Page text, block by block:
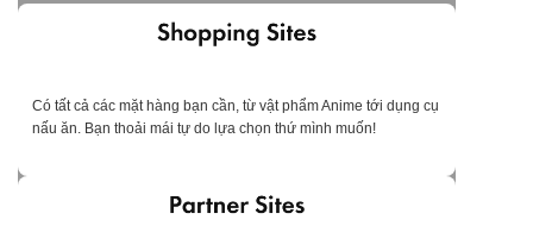
Có tất cả các mặt hàng bạn cần, từ vật phẩm Anime tới dụng cụ
nấu ăn. Bạn thoải mái tự do lựa chọn thứ mình muốn!